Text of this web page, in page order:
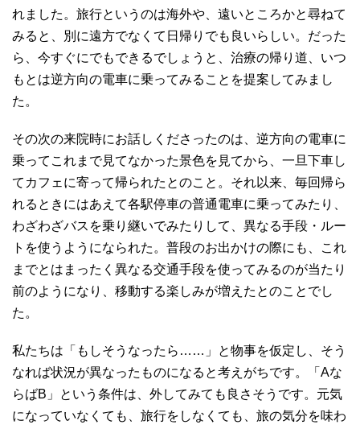
れました。旅行というのは海外や、遠いところかと尋ねて
みると、別に遠方でなくて日帰りでも良いらしい。だった
ら、今すぐにでもできるでしょうと、治療の帰り道、いつ
もとは逆方向の電車に乗ってみることを提案してみまし
た。
その次の来院時にお話しくださったのは、逆方向の電車に
乗ってこれまで見てなかった景色を見てから、一旦下車し
てカフェに寄って帰られたとのこと。それ以来、毎回帰ら
れるときにはあえて各駅停車の普通電車に乗ってみたり、
わざわざバスを乗り継いでみたりして、異なる手段・ルー
トを使うようになられた。普段のお出かけの際にも、これ
までとはまったく異なる交通手段を使ってみるのが当たり
前のようになり、移動する楽しみが増えたとのことでし
た。
私たちは「もしそうなったら……」と物事を仮定し、そう
なれば状況が異なったものになると考えがちです。「Aな
らばB」という条件は、外してみても良さそうです。元気
になっていなくても、旅行をしなくても、旅の気分を味わ